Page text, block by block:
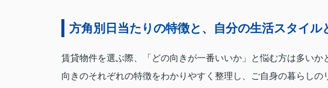
方角別日当たりの特徴と、自分の生活スタイル
賃貸物件を選ぶ際、「どの向きが一番いいか」と悩む方は多い
向きのそれぞれの特徴をわかりやすく整理し、ご自身の暮らし